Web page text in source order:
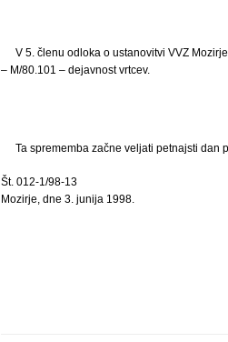
V 5. členu odloka o ustanovitvi VVZ
– M/80.101 – dejavnost vrtcev.
Ta sprememba začne veljati petnajsti dan
Št. 012-1/98-13
Mozirje, dne 3. junija 1998.